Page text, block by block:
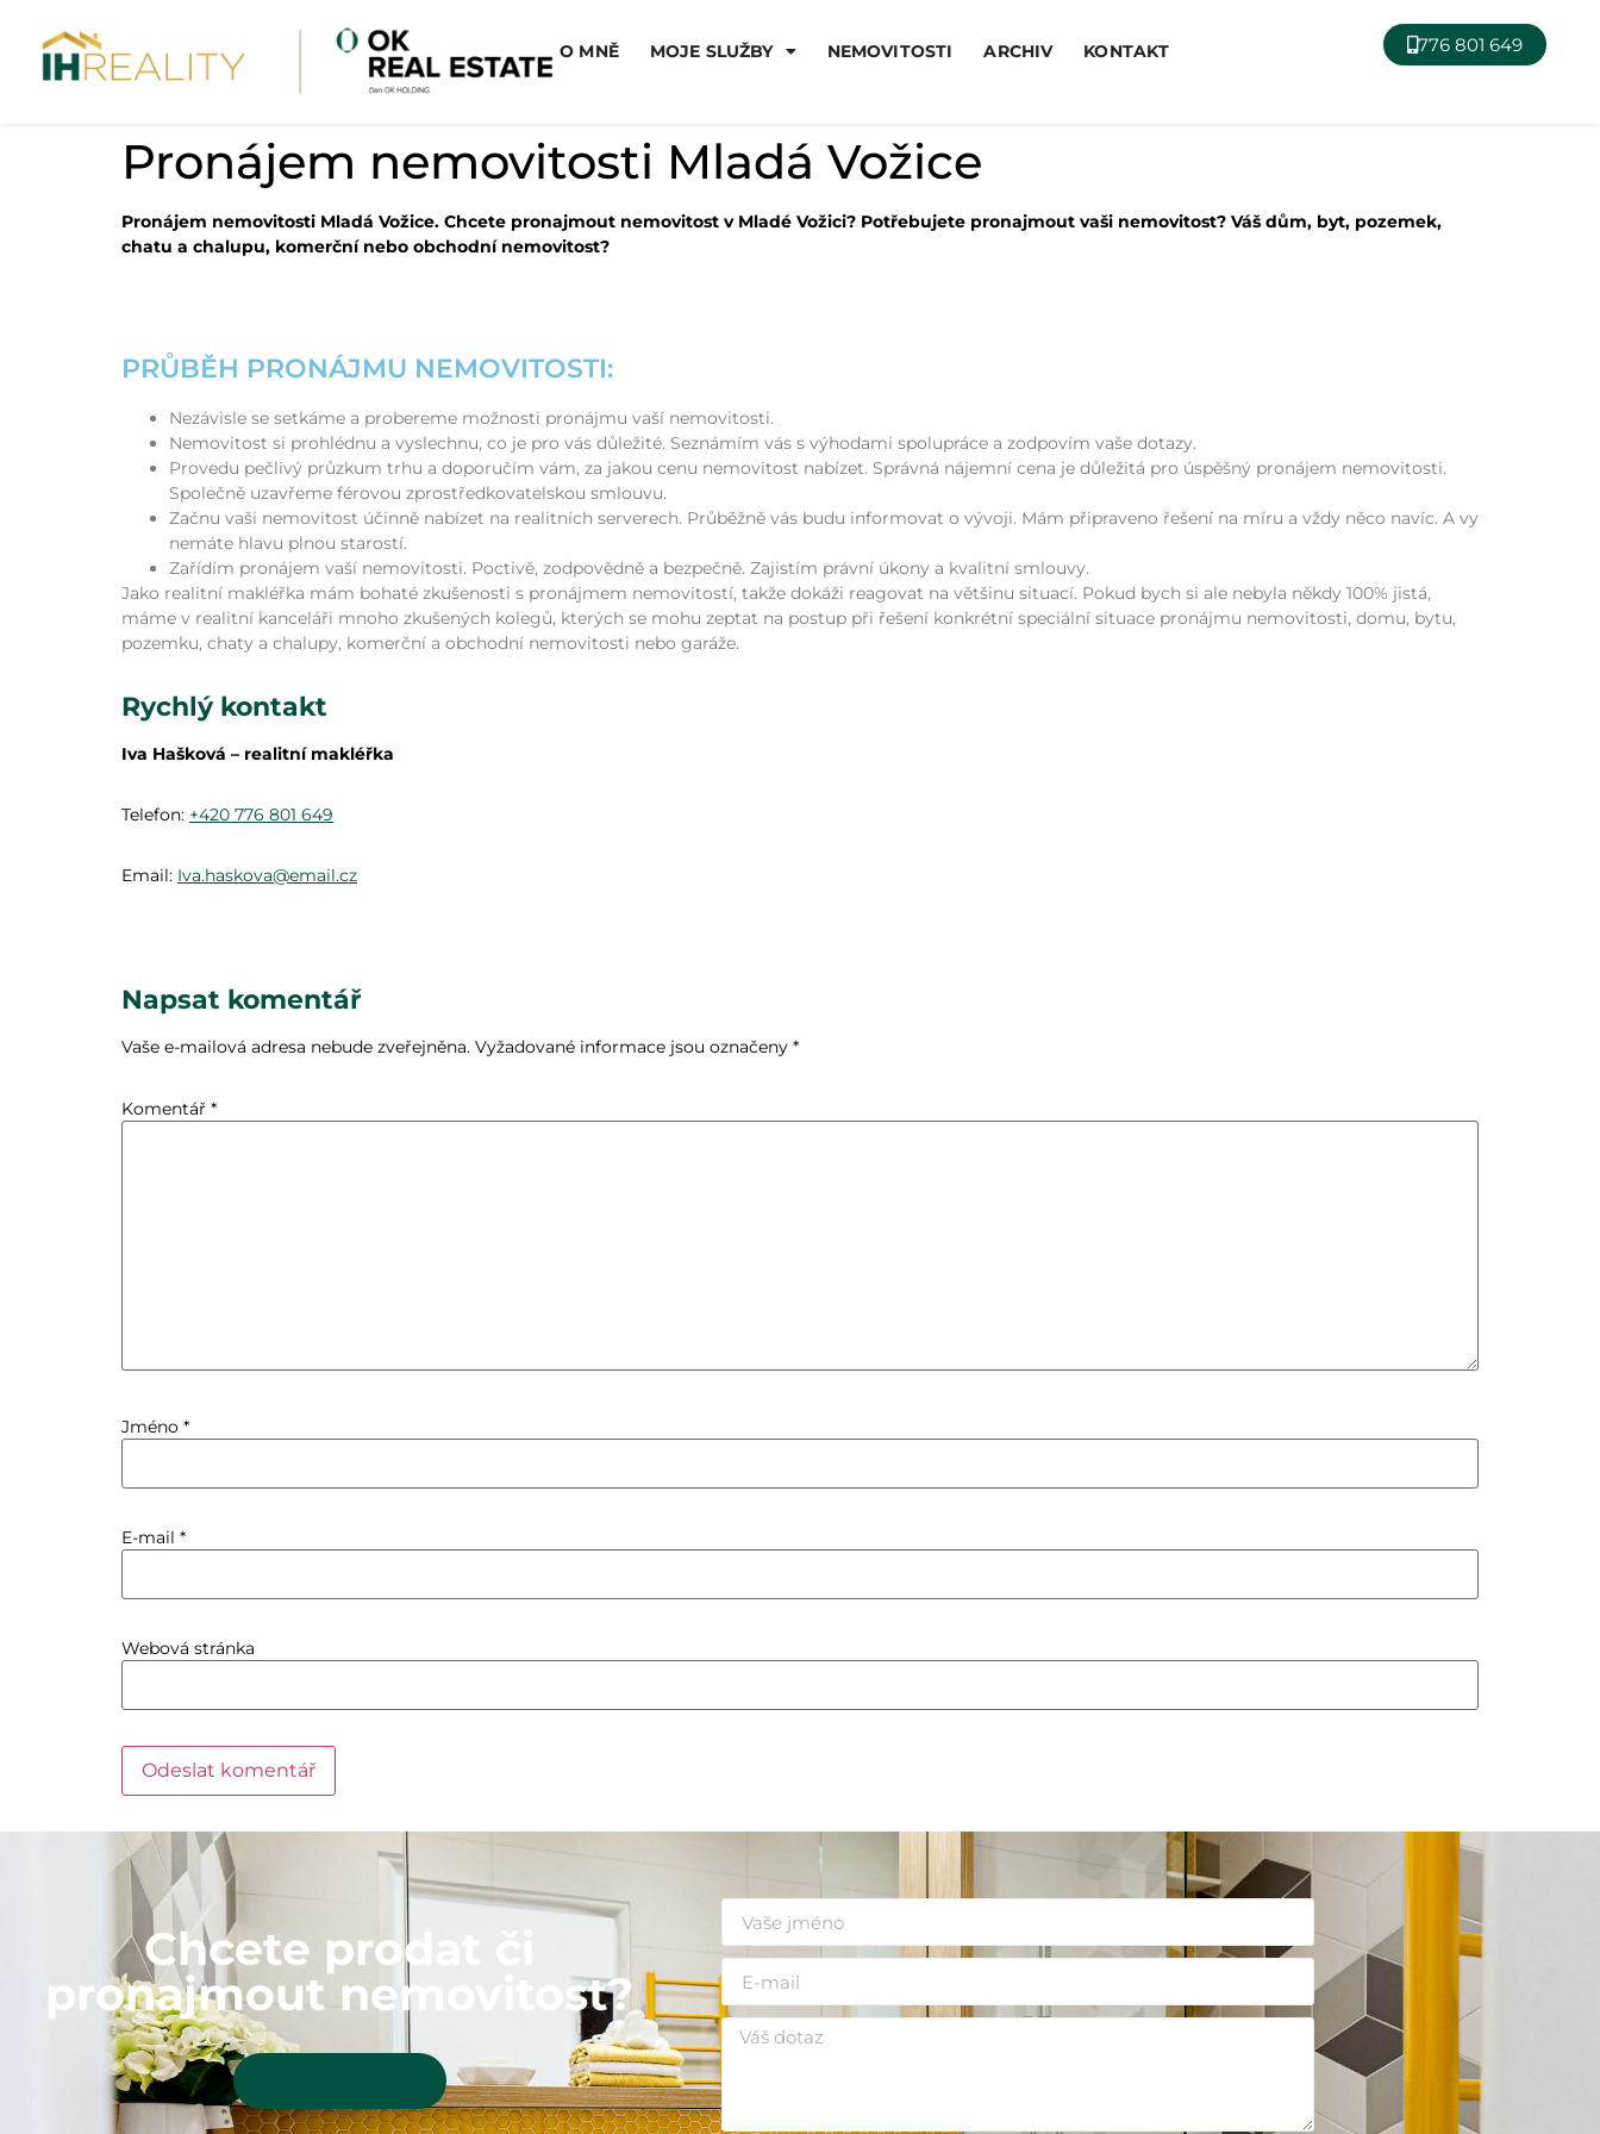
O MNĚ MOJE SLUŽBY NEMOVITOSTI ARCHIV KONTAKT 776 801 649
Pronájem nemovitosti Mladá Vožice
Pronájem nemovitosti Mladá Vožice. Chcete pronajmout nemovitost v Mladé Vožici? Potřebujete pronajmout vaši nemovitost? Váš dům, byt, pozemek,
chatu a chalupu, komerční nebo obchodní nemovitost?
PRŮBĚH PRONÁJMU NEMOVITOSTI:
Nezávisle se setkáme a probereme možnosti pronájmu vaší nemovitosti.
Nemovitost si prohlédnu a vyslechnu, co je pro vás důležité. Seznámím vás s výhodami spolupráce a zodpovím vaše dotazy.
Provedu pečlivý průzkum trhu a doporučím vám, za jakou cenu nemovitost nabízet. Správná nájemní cena je důležitá pro úspěšný pronájem nemovitosti.
Společně uzavřeme férovou zprostředkovatelskou smlouvu.
Začnu vaši nemovitost účinně nabízet na realitních serverech. Průběžně vás budu informovat o vývoji. Mám připraveno řešení na míru a vždy něco navíc. A vy
nemáte hlavu plnou starostí.
Zařídím pronájem vaší nemovitosti. Poctivě, zodpovědně a bezpečně. Zajistím právní úkony a kvalitní smlouvy.
Jako realitní makléřka mám bohaté zkušenosti s pronájmem nemovitostí, takže dokáži reagovat na většinu situací. Pokud bych si ale nebyla někdy 100% jistá,
máme v realitní kanceláři mnoho zkušených kolegů, kterých se mohu zeptat na postup při řešení konkrétní speciální situace pronájmu nemovitosti, domu, bytu,
pozemku, chaty a chalupy, komerční a obchodní nemovitosti nebo garáže.
Rychlý kontakt
Iva Hašková – realitní makléřka
Telefon: +420 776 801 649
Email: Iva.haskova@email.cz
Napsat komentář
Vaše e-mailová adresa nebude zveřejněna. Vyžadované informace jsou označeny *
Komentář *
Jméno *
E-mail *
Webová stránka
Chcete prodat či
pronajmout nemovitost?